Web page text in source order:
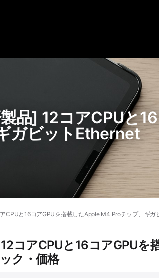
品] 12コアCPUと
ガビットEthernet
CPUと16コアGPUを搭載したApple M4 Proチップ、ギガ
コアCPUと16コアGPUを
ク・価格